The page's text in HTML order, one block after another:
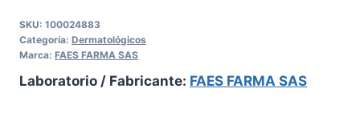
SKU: 100024883
Categoría: Dermatológicos
Marca: FAES FARMA SAS
Laboratorio / Fabricante: FAES FARMA SAS